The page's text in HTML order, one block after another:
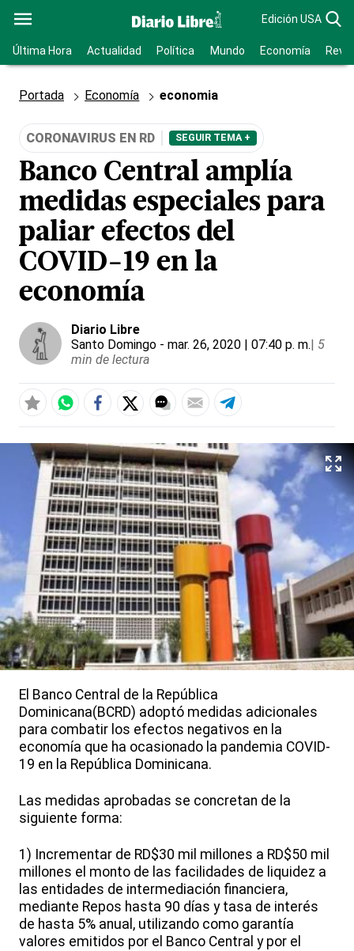
Edición USA
Última Hora Actualidad Política Mundo Economía
Portada Economía economia
CORONAVIRUS EN RD SEGUIR TEMA +
Banco Central amplía
medidas especiales para
paliar efectos del
COVID-19 en la
economía
Diario Libre
Santo Domingo - mar. 26, 2020 | 07:40 p. m.| 5
min de lectura
El Banco Central de la República
Dominicana(BCRD) adoptó medidas adicionales
para combatir los efectos negativos en la
economía que ha ocasionado la pandemia COVID-
19 en la República Dominicana.
Las medidas aprobadas se concretan de la
siguiente forma:
1) Incrementar de RD$30 mil millones a RD$50 mil
millones el monto de las facilidades de liquidez a
las entidades de intermediación financiera,
mediante Repos hasta 90 días y tasa de interés
de hasta 5% anual, utilizando como garantía
valores emitidos por el Banco Central y por el